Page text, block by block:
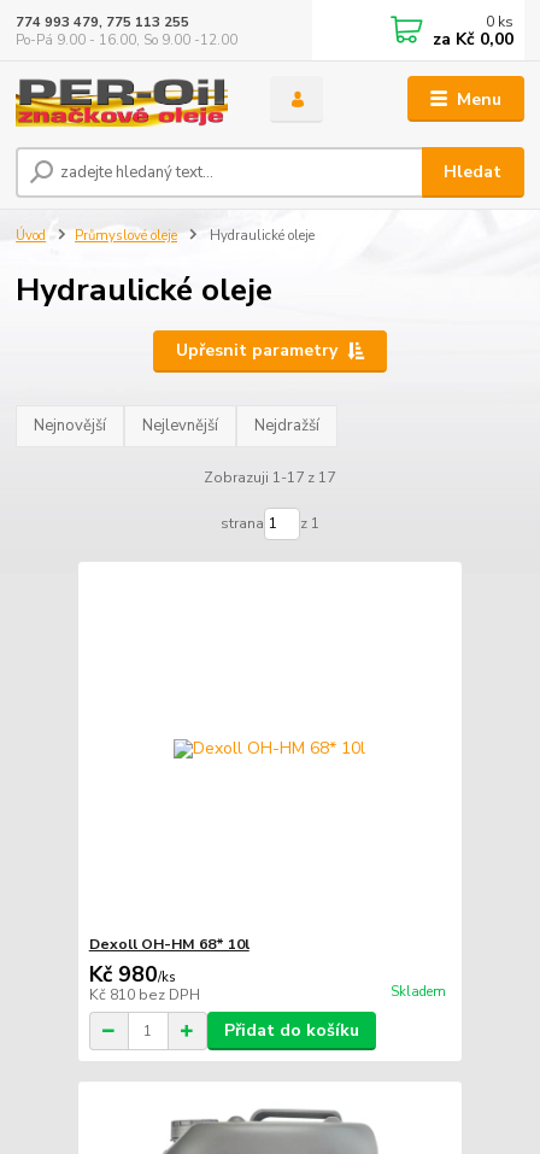
Menu
Hledat
774 993 479, 775 113 255
Po-Pá 9.00 - 16.00, So 9.00 -12.00
0 ks
za Kč 0,00
Úvod Průmyslové oleje Hydraulické oleje
Hydraulické oleje
Upřesnit parametry
Nejnovější Nejlevnější Nejdražší
Zobrazuji 1-17 z 17
strana z 1
Dexoll OH-HM 68* 10l
Kč 980/ks
Kč 810 bez DPH Skladem
Přidat do košíku